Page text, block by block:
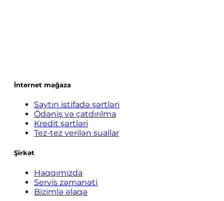
İnternet mağaza
Saytın istifadə şərtləri
Ödəniş və çatdırılma
Kredit şərtləri
Tez-tez verilən suallar
Şirkət
Haqqımızda
Servis zəmanəti
Bizimlə əlaqə